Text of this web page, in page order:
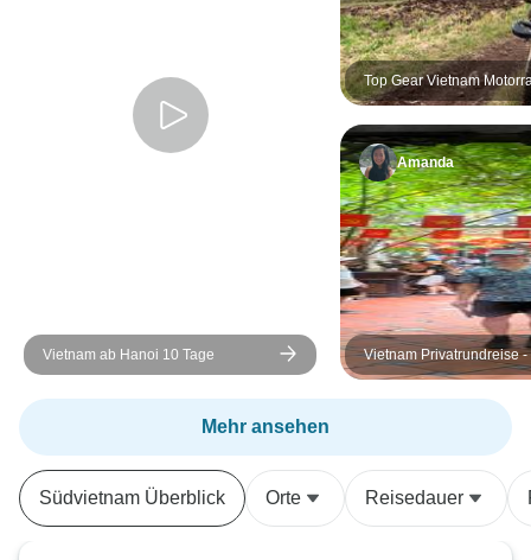
Vietnam ab Hanoi 10 Tage
Top Gear Vietnam
Hanoi nach Saigon auf
Minh Trail
Amanda
Vietnam Privatrundreise -
Tage/11 Nächte
Mehr ansehen
Südvietnam Überblick Orte Reisedauer